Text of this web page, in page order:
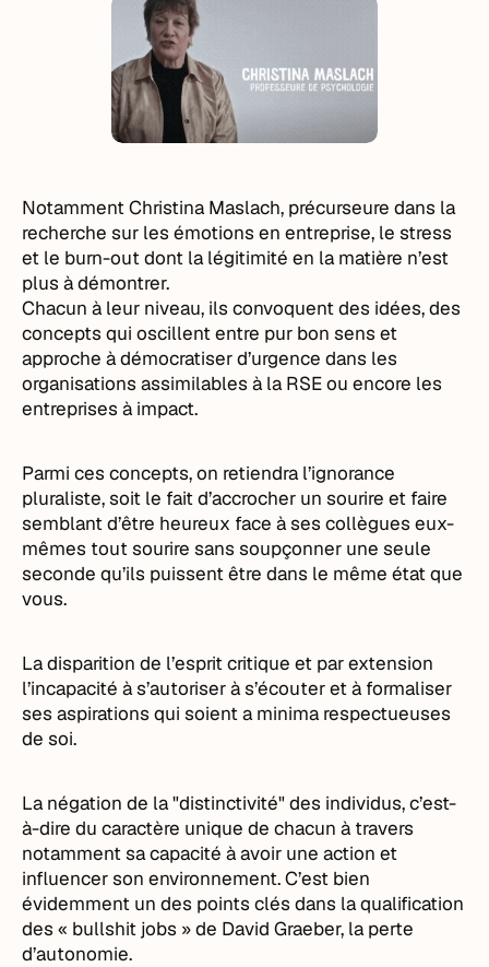
Notamment Christina Maslach, précurseure dans la
recherche sur les émotions en entreprise, le stress
et le burn-out dont la légitimité en la matière n’est
plus à démontrer.
Chacun à leur niveau, ils convoquent des idées, des
concepts qui oscillent entre pur bon sens et
approche à démocratiser d’urgence dans les
organisations assimilables à la RSE ou encore les
entreprises à impact.
Parmi ces concepts, on retiendra l’ignorance
pluraliste, soit le fait d’accrocher un sourire et faire
semblant d’être heureux face à ses collègues eux-
mêmes tout sourire sans soupçonner une seule
seconde qu’ils puissent être dans le même état que
vous.
La disparition de l’esprit critique et par extension
l’incapacité à s’autoriser à s’écouter et à formaliser
ses aspirations qui soient a minima respectueuses
de soi.
La négation de la "distinctivité" des individus, c’est-
à-dire du caractère unique de chacun à travers
notamment sa capacité à avoir une action et
influencer son environnement. C’est bien
évidemment un des points clés dans la qualification
des « bullshit jobs » de David Graeber, la perte
d’autonomie.